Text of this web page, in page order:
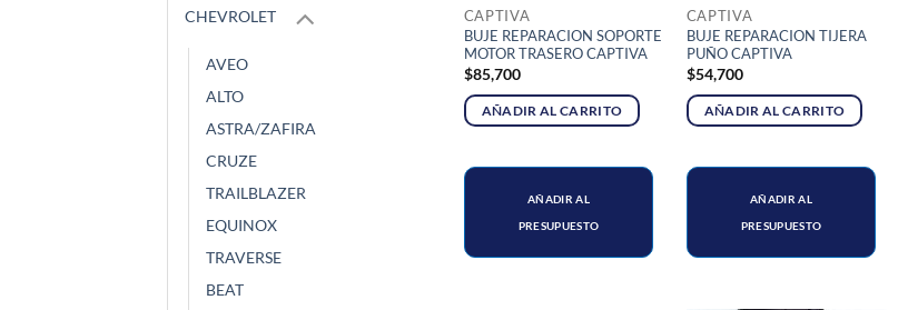
CHEVROLET
AVEO
ALTO
ASTRA/ZAFIRA
CRUZE
TRAILBLAZER
EQUINOX
TRAVERSE
BEAT
CAPTIVA
BUJE REPARACION SOPORTE
MOTOR TRASERO CAPTIVA
$85,700
AÑADIR AL CARRITO
AÑADIR AL
PRESUPUESTO
CAPTIVA
BUJE REPARACION TIJERA
PUÑO CAPTIVA
$54,700
AÑADIR AL CARRITO
AÑADIR AL
PRESUPUESTO